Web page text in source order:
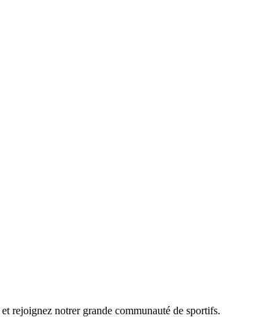
rejoignez notrer grande communauté de sportifs.